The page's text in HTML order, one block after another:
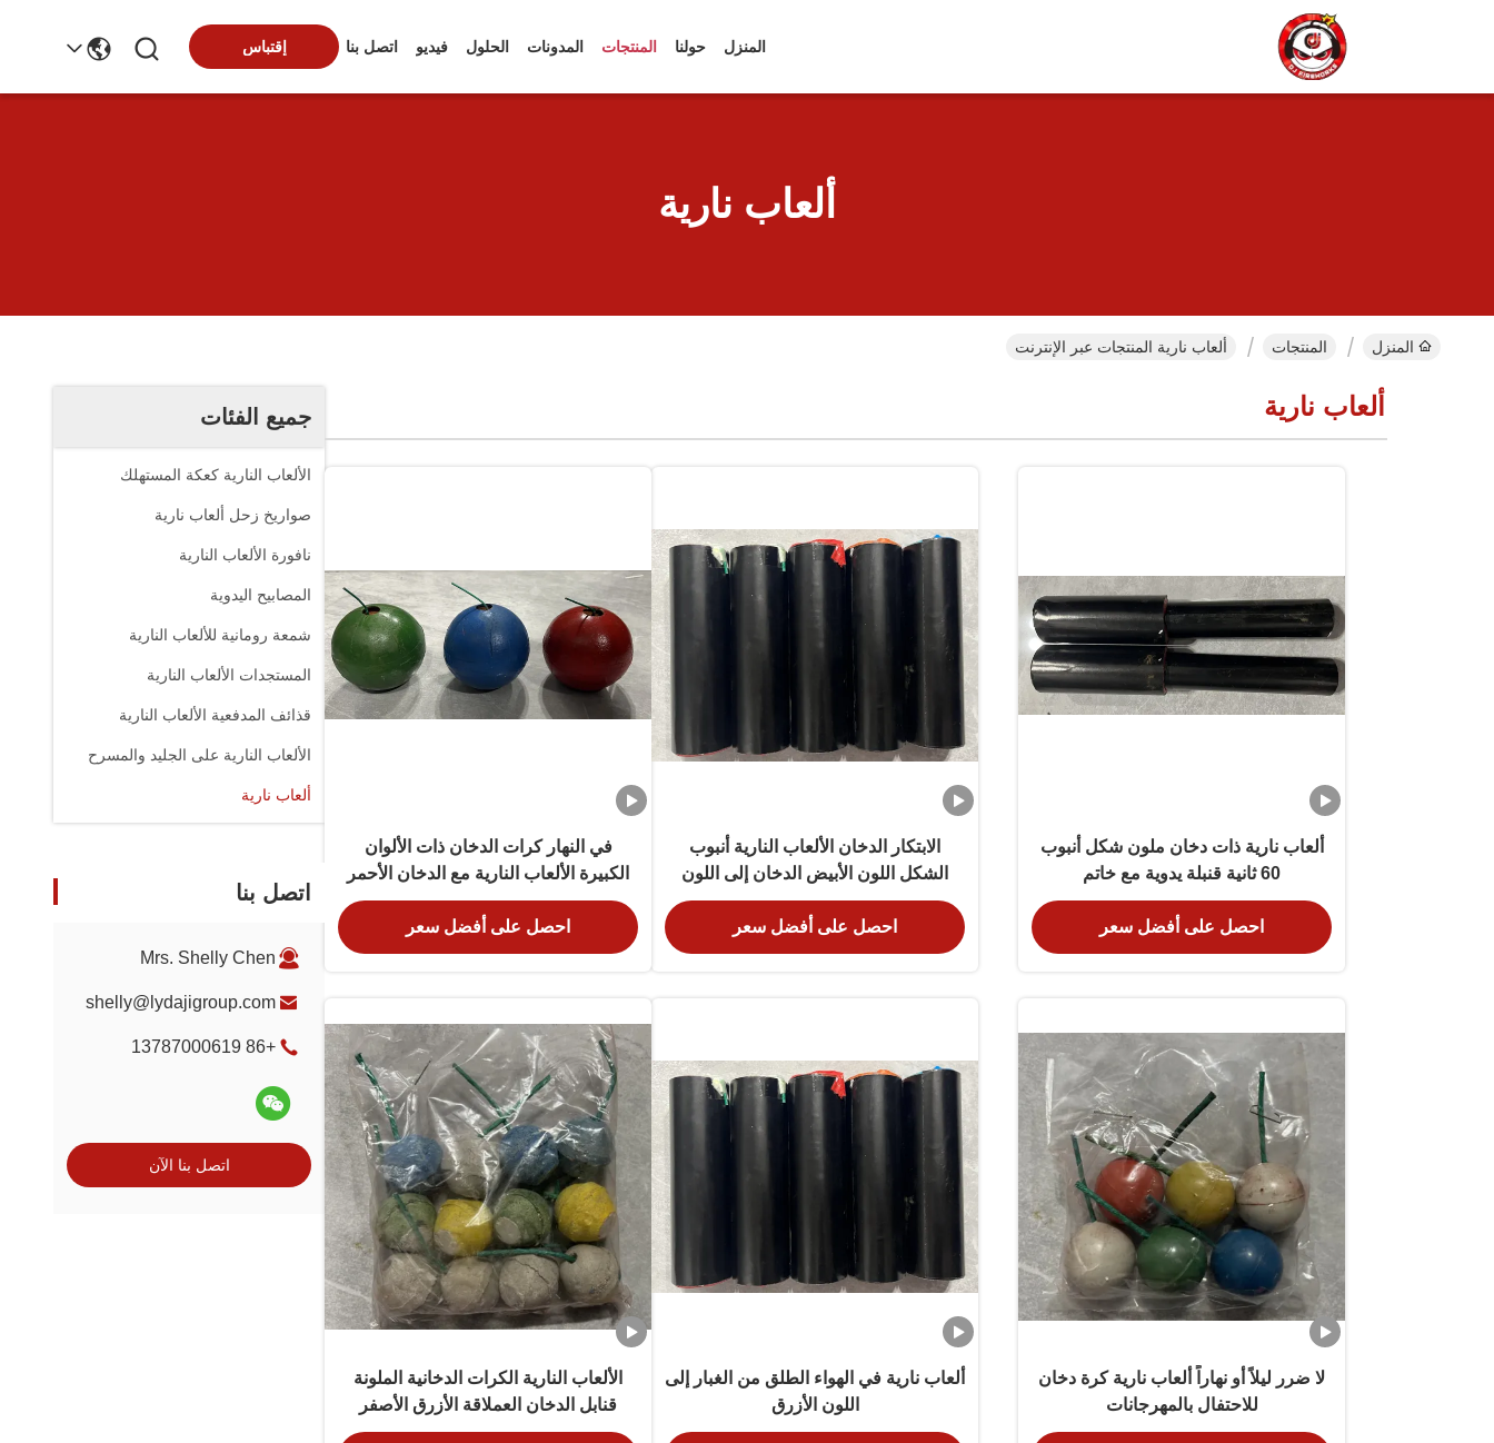
المنزل حولنا المنتجات المدونات الحلول فيديو اتصل بنا إقتباس
ألعاب نارية
المنزل المنتجات ألعاب نارية المنتجات عبر الإنترنت
جميع الفئات
الألعاب النارية كعكة المستهلك
صواريخ زحل ألعاب نارية
نافورة الألعاب النارية
المصابيح اليدوية
شمعة رومانية للألعاب النارية
المستجدات الألعاب النارية
قذائف المدفعية الألعاب النارية
الألعاب النارية على الجليد والمسرح
ألعاب نارية
اتصل بنا
Mrs. Shelly Chen
shelly@lydajigroup.com
+86 13787000619
اتصل بنا الآن
ألعاب نارية
ألعاب نارية ذات دخان ملون شكل أنبوب
60 ثانية قنبلة يدوية مع خاتم
احصل على أفضل سعر
الابتكار الدخان الألعاب النارية أنبوب
الشكل اللون الأبيض الدخان إلى اللون
الوردي
احصل على أفضل سعر
في النهار كرات الدخان ذات الألوان
الكبيرة الألعاب النارية مع الدخان الأحمر
60 ثانية
احصل على أفضل سعر
لا ضرر ليلاً أو نهاراً ألعاب نارية كرة دخان
للاحتفال بالمهرجانات
ألعاب نارية في الهواء الطلق من الغبار إلى
اللون الأزرق
الألعاب النارية الكرات الدخانية الملونة
قنابل الدخان العملاقة الأزرق الأصفر
الأخضر الأبيض اللون